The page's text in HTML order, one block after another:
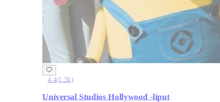
4.4(1.3k)
Universal Studios Hollywood -liput